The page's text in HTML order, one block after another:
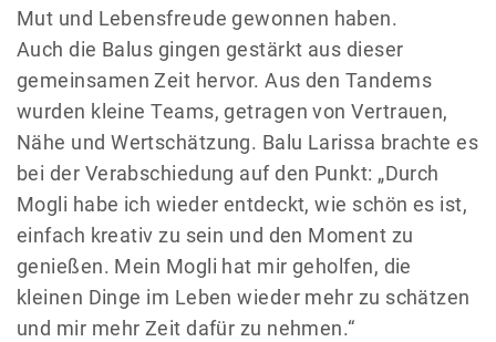
Mut und Lebensfreude gewonnen haben.
Auch die Balus gingen gestärkt aus dieser
gemeinsamen Zeit hervor. Aus den Tandems
wurden kleine Teams, getragen von Vertrauen,
Nähe und Wertschätzung. Balu Larissa brachte es
bei der Verabschiedung auf den Punkt: „Durch
Mogli habe ich wieder entdeckt, wie schön es ist,
einfach kreativ zu sein und den Moment zu
genießen. Mein Mogli hat mir geholfen, die
kleinen Dinge im Leben wieder mehr zu schätzen
und mir mehr Zeit dafür zu nehmen.“